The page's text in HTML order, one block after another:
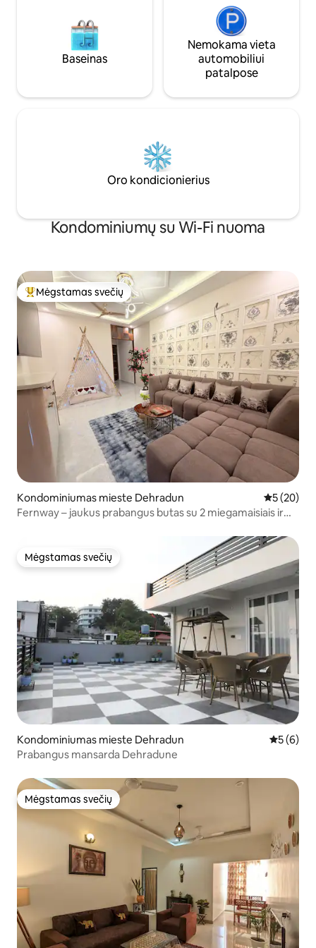
Baseinas
Nemokama vieta
automobiliui
patalpose
Oro kondicionierius
Kondominiumų su Wi-Fi nuoma
Svečių mėgstamiausias
Mėgstamas svečių
Kondominiumas mieste Dehradun Vidutinis
5 (20)
Fernway – jaukus prabangus butas su 2 miegamaisiais ir
Mėgstamas svečių
Mėgstamas svečių
Kondominiumas mieste Dehradun Vidutinis
5 (6)
Prabangus mansarda Dehradune
Mėgstamas svečių
Mėgstamas svečių